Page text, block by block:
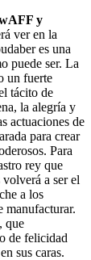
y
ver en la
es una
puede ser. La
un fuerte
tácito de
la alegría y
actuaciones de
para crear
Para
rey que
a ser el
a los
manufacturar.
que
de felicidad
sus caras.